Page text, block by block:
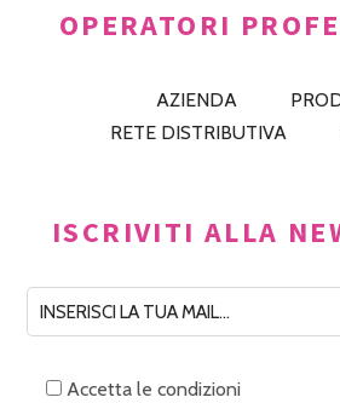
OPERATORI
AZIENDA
RETE DISTRIBUTIVA
ISCRIVITI ALLA
Accetta le condizioni